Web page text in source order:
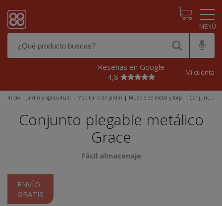
Reseñas en Google
4,8
Mi cuenta
Inicio | Jardín y agricultura | Mobiliario de jardín | Mueble de metal y forja | Conjuntos
ENVÍO
GRATIS
Conjunto plegable metálico
Grace
Fácil almacenaje